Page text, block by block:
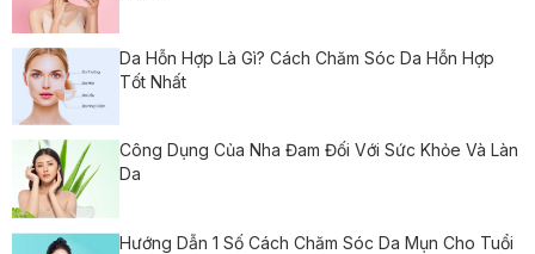
Da Hỗn Hợp Là Gì? Cách Chăm Sóc Da Hỗn Hợp
Tốt Nhất
Công Dụng Của Nha Đam Đối Với Sức Khỏe Và Làn
Da
Hướng Dẫn 1 Số Cách Chăm Sóc Da Mụn Cho Tuổi